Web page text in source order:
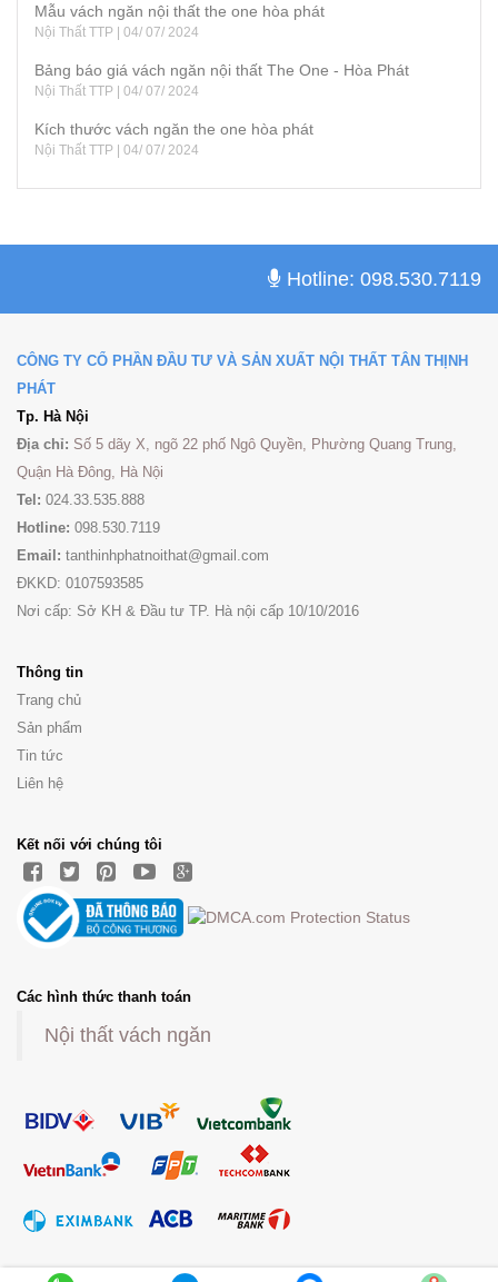
Mẫu vách ngăn nội thất the one hòa phát
Nội Thất TTP | 04/ 07/ 2024
Bảng báo giá vách ngăn nội thất The One - Hòa Phát
Nội Thất TTP | 04/ 07/ 2024
Kích thước vách ngăn the one hòa phát
Nội Thất TTP | 04/ 07/ 2024
Hotline: 098.530.7119
CÔNG TY CỔ PHẦN ĐẦU TƯ VÀ SẢN XUẤT NỘI THẤT TÂN THỊNH
PHÁT
Tp. Hà Nội
Địa chỉ: Số 5 dãy X, ngõ 22 phố Ngô Quyền, Phường Quang Trung,
Quận Hà Đông, Hà Nội
Tel: 024.33.535.888
Hotline: 098.530.7119
Email: tanthinhphatnoithat@gmail.com
ĐKKD: 0107593585
Nơi cấp: Sở KH & Đầu tư TP. Hà nội cấp 10/10/2016
Thông tin
Trang chủ
Sản phẩm
Tin tức
Liên hệ
Kết nối với chúng tôi
Các hình thức thanh toán
Nội thất vách ngăn